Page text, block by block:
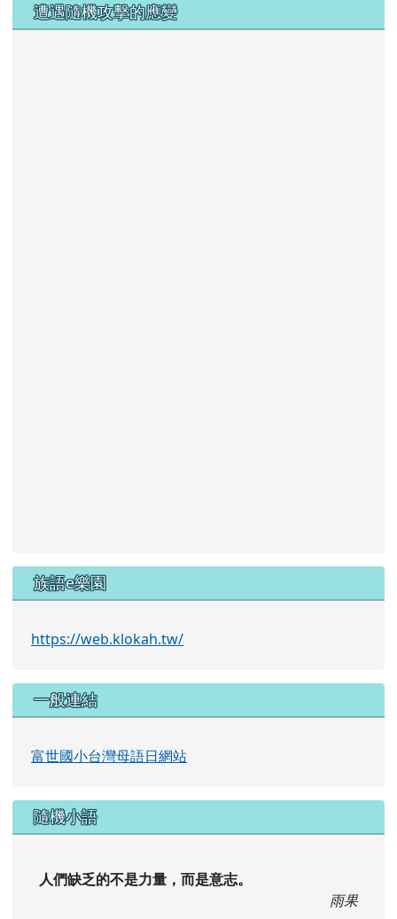
遭遇隨機攻擊的應變
族語e樂園
https://web.klokah.tw/
一般連結
富世國小台灣母語日網站
隨機小語
人們缺乏的不是力量，而是意志。
雨果